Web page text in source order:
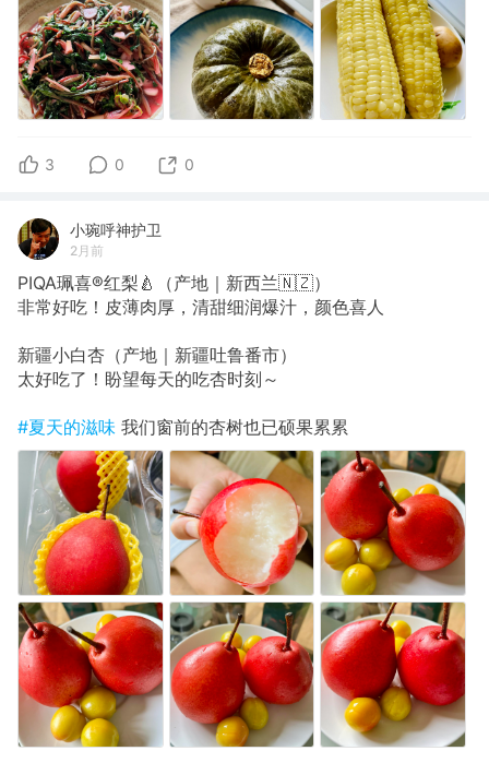
3 0 0
小琬呼神护卫
2月前
PIQA珮喜®️红梨🍐（产地｜新西兰🇳🇿）
非常好吃！皮薄肉厚，清甜细润爆汁，颜色喜人
新疆小白杏（产地｜新疆吐鲁番市）
太好吃了！盼望每天的吃杏时刻～
#夏天的滋味 我们窗前的杏树也已硕果累累